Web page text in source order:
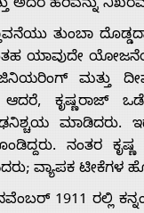
ಅದರ ಹರಿವನ್ನು
ತುಂಬಾ
ಯಾವುದೇ
ಮತ್ತು
ಆದರೆ,
ನಂತರ
ವ್ಯಾಪಕ
1911 ರಲ್ಲಿ